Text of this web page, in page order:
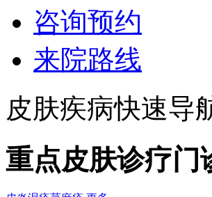
咨询预约
来院路线
皮肤疾病快速导
重点皮肤诊疗门